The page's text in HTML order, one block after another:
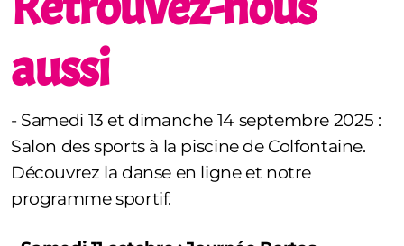
aussi
- Samedi 13 et dimanche 14 septembre 2025 :
Salon des sports à la piscine de Colfontaine.
Découvrez la danse en ligne et notre
programme sportif.